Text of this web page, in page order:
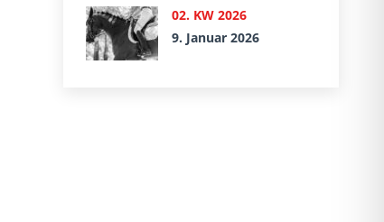
02. KW 2026
9. Januar 2026